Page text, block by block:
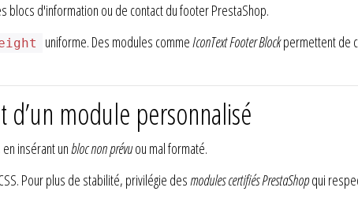
blocs d'information ou de contact du footer PrestaShop.
uniforme. Des modules commeIconText Footer Blockpermettent de
d’un module personnalisé
insérant unbloc non prévuou mal formaté.
Pour plus de stabilité, privilégie desmodules certifiés PrestaShopqui